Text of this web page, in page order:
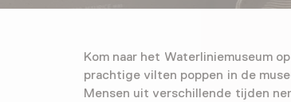
Kom naar het Waterliniemuseum
prachtige vilten poppen in de
Mensen uit verschillende tijden